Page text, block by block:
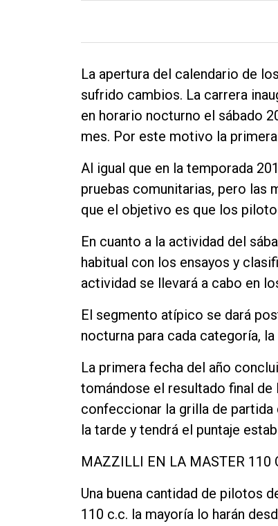
Deportes
Fúnebres
Nosotros
Contacto
La apertura del calendario de
sufrido cambios. La carrera
en horario nocturno el sábado
mes. Por este motivo la
Al igual que en la temporada
pruebas comunitarias, pero las
que el objetivo es que los
En cuanto a la actividad del
habitual con los ensayos y
actividad se llevará a cabo en
El segmento atípico se dará
nocturna para cada categoría,
La primera fecha del año
tomándose el resultado final
confeccionar la grilla de partida
la tarde y tendrá el puntaje
MAZZILLI EN LA MASTER 110
Una buena cantidad de pilotos
110 c.c. la mayoría lo harán